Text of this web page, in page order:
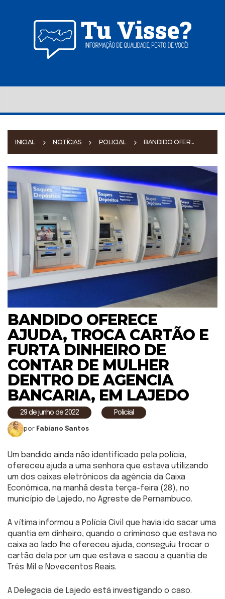
INICIAL NOTÍCIAS POLICIAL BANDIDO OFER...
BANDIDO OFERECE
AJUDA, TROCA CARTÃO E
FURTA DINHEIRO DE
CONTAR DE MULHER
DENTRO DE AGENCIA
BANCARIA, EM LAJEDO
29 de junho de 2022 Policial
por Fabiano Santos
Um bandido ainda não identificado pela polícia,
ofereceu ajuda a uma senhora que estava utilizando
um dos caixas eletrônicos da agência da Caixa
Econômica, na manhã desta terça-feira (28), no
município de Lajedo, no Agreste de Pernambuco.
A vítima informou a Polícia Civil que havia ido sacar uma
quantia em dinheiro, quando o criminoso que estava no
caixa ao lado lhe ofereceu ajuda, conseguiu trocar o
cartão dela por um que estava e sacou a quantia de
Três Mil e Novecentos Reais.
A Delegacia de Lajedo está investigando o caso.